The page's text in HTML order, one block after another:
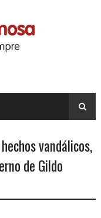
vandálicos,
de Gildo